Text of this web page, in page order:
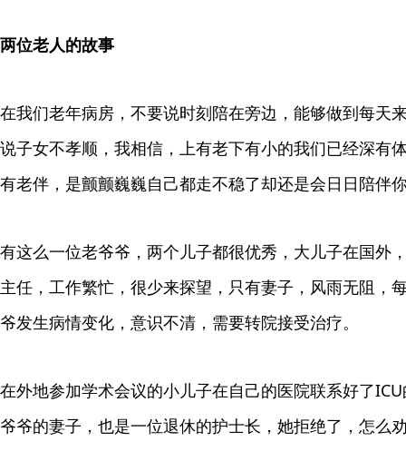
两位老人的故事
在我们老年病房，不要说时刻陪在旁边，能够做到每天
说子女不孝顺，我相信，上有老下有小的我们已经深有
有老伴，是颤颤巍巍自己都走不稳了却还是会日日陪伴
有这么一位老爷爷，两个儿子都很优秀，大儿子在国外
主任，工作繁忙，很少来探望，只有妻子，风雨无阻，
爷发生病情变化，意识不清，需要转院接受治疗。
在外地参加学术会议的小儿子在自己的医院联系好了
爷爷的妻子，也是一位退休的护士长，她拒绝了，怎么